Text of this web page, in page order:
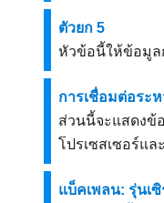
ตัวยก 5
หัวข้อนี้ให้ข้อมูล
การเชื่อมต่อระ
ส่วนนี้จะแสดงข้
โปรเซสเซอร์แล
แบ็คเพลน: รุ่นเ